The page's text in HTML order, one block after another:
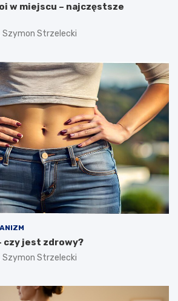
w miejscu – najczęstsze
Szymon Strzelecki
czy jest zdrowy?
Szymon Strzelecki